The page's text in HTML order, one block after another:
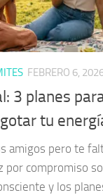
FEBRERO 6,
3 planes
tu
amigos pero te
por compromiso
y los